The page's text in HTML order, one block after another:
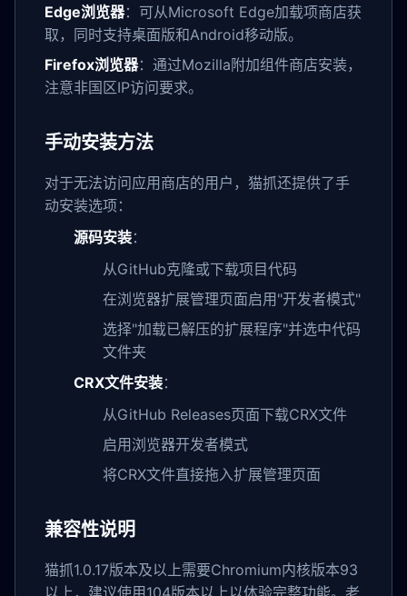
Edge浏览器：可从Microsoft Edge加载项商店获
取，同时支持桌面版和Android移动版。
Firefox浏览器：通过Mozilla附加组件商店安装，
注意非国区IP访问要求。
手动安装方法
对于无法访问应用商店的用户，猫抓还提供了手
动安装选项：
源码安装：
从GitHub克隆或下载项目代码
在浏览器扩展管理页面启用"开发者模式"
选择"加载已解压的扩展程序"并选中代码
文件夹
CRX文件安装：
从GitHub Releases页面下载CRX文件
启用浏览器开发者模式
将CRX文件直接拖入扩展管理页面
兼容性说明
猫抓1.0.17版本及以上需要Chromium内核版本93
以上，建议使用104版本以上以体验完整功能。老